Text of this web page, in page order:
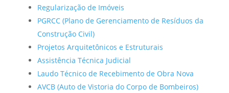
Regularização de Imóveis
PGRCC (Plano de Gerenciamento de Resíduos da
Construção Civil)
Projetos Arquitetônicos e Estruturais
Assistência Técnica Judicial
Laudo Técnico de Recebimento de Obra Nova
AVCB (Auto de Vistoria do Corpo de Bombeiros)